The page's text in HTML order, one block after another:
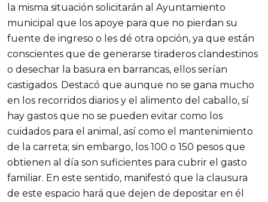
la misma situación solicitarán al Ayuntamiento
municipal que los apoye para que no pierdan su
fuente de ingreso o les dé otra opción, ya que están
conscientes que de generarse tiraderos clandestinos
o desechar la basura en barrancas, ellos serían
castigados. Destacó que aunque no se gana mucho
en los recorridos diarios y el alimento del caballo, sí
hay gastos que no se pueden evitar como los
cuidados para el animal, así como el mantenimiento
de la carreta; sin embargo, los 100 o 150 pesos que
obtienen al día son suficientes para cubrir el gasto
familiar. En este sentido, manifestó que la clausura
de este espacio hará que dejen de depositar en él